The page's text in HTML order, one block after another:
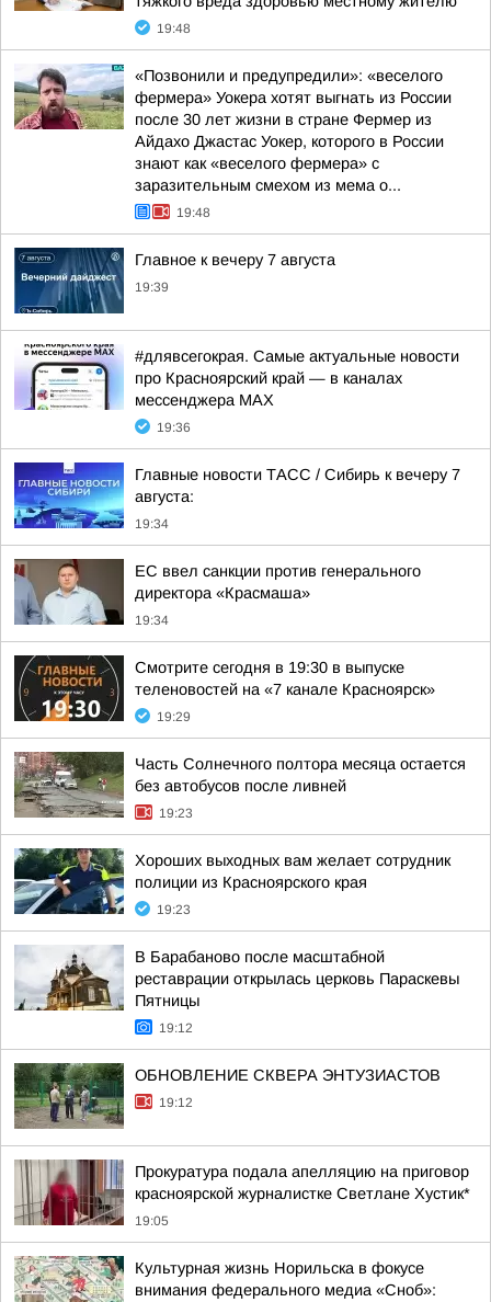
19:48
«Позвонили и предупредили»: «веселого
фермера» Уокера хотят выгнать из России
после 30 лет жизни в стране Фермер из
Айдахо Джастас Уокер, которого в России
знают как «веселого фермера» с
заразительным смехом из мема о...
19:48
Главное к вечеру 7 августа
19:39
#длявсегокрая. Самые актуальные новости
про Красноярский край — в каналах
мессенджера MAX
19:36
Главные новости ТАСС / Сибирь к вечеру 7
августа:
19:34
ЕС ввел санкции против генерального
директора «Красмаша»
19:34
Смотрите сегодня в 19:30 в выпуске
теленовостей на «7 канале Красноярск»
19:29
Часть Солнечного полтора месяца остается
без автобусов после ливней
19:23
Хороших выходных вам желает сотрудник
полиции из Красноярского края
19:23
В Барабаново после масштабной
реставрации открылась церковь Параскевы
Пятницы
19:12
ОБНОВЛЕНИЕ СКВЕРА ЭНТУЗИАСТОВ
19:12
Прокуратура подала апелляцию на приговор
красноярской журналистке Светлане Хустик*
19:05
Культурная жизнь Норильска в фокусе
внимания федерального медиа «Сноб»: